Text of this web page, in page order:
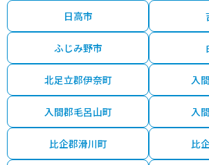
日高市
ふじみ野市
北足立郡伊奈町 入
入間郡毛呂山町 入
比企郡滑川町 比